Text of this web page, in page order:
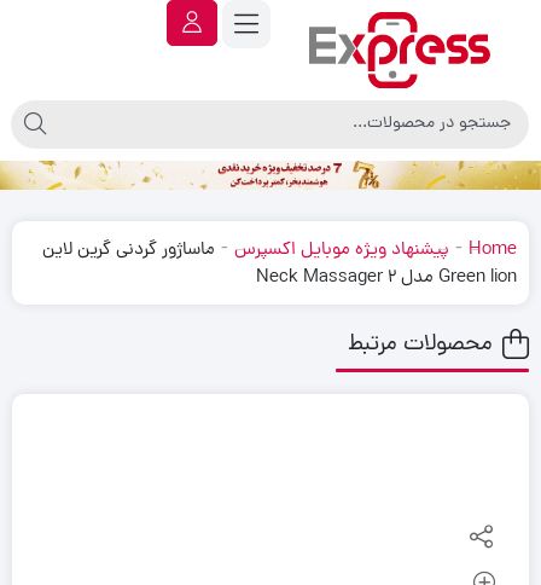
Home
- پیشنهاد ویژه موبایل اکسپرس - ماساژور گردنی گرین لاین
Green lion مدل Neck Massager 2
محصولات مرتبط